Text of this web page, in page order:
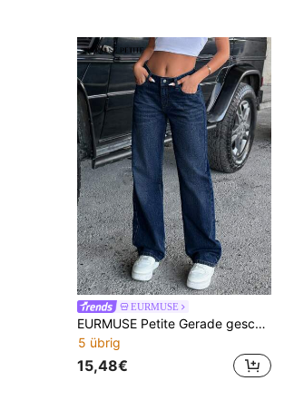
EURMUSE
EURMUSE Petite Gerade geschnittene, taillenniedrige Jeans in mittlerem Blau-Waschung, Lässig-Stil, Knopf- und Reißverschluss-Vorderseite, Petite-Größe für Frauen
5 übrig
15,48€